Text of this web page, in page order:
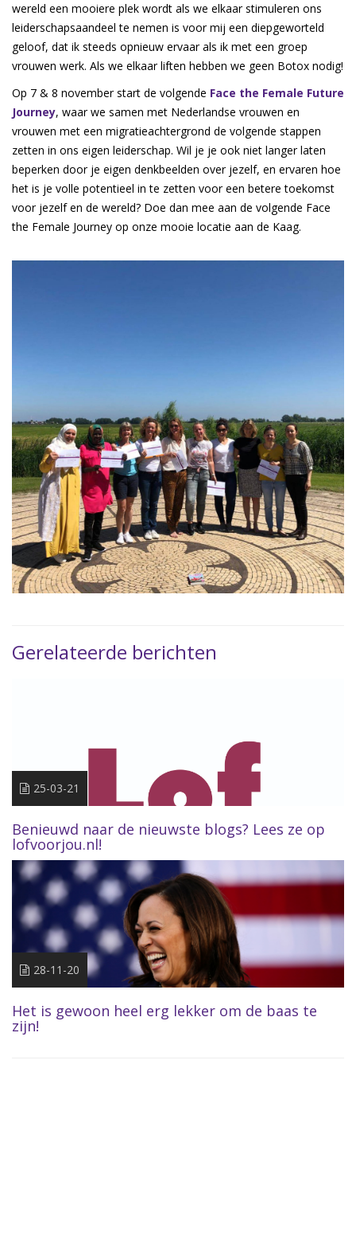
wereld een mooiere plek wordt als we elkaar stimuleren ons
leiderschapsaandeel te nemen is voor mij een diepgeworteld
geloof, dat ik steeds opnieuw ervaar als ik met een groep
vrouwen werk. Als we elkaar liften hebben we geen Botox nodig!
Op 7 & 8 november start de volgende Face the Female Future
Journey, waar we samen met Nederlandse vrouwen en
vrouwen met een migratieachtergrond de volgende stappen
zetten in ons eigen leiderschap. Wil je je ook niet langer laten
beperken door je eigen denkbeelden over jezelf, en ervaren hoe
het is je volle potentieel in te zetten voor een betere toekomst
voor jezelf en de wereld? Doe dan mee aan de volgende Face
the Female Journey op onze mooie locatie aan de Kaag.
Gerelateerde berichten
25-03-21
Benieuwd naar de nieuwste blogs? Lees ze op
lofvoorjou.nl!
28-11-20
Het is gewoon heel erg lekker om de baas te
zijn!